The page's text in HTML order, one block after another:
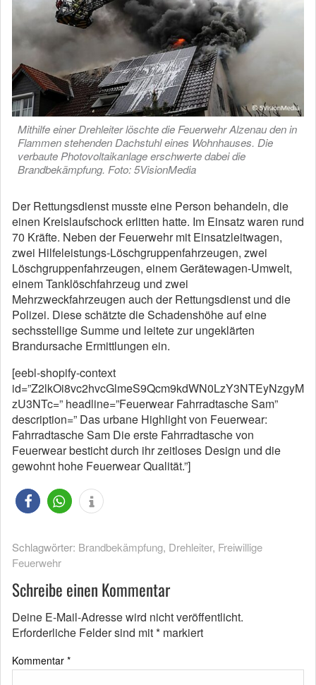
Mithilfe einer Drehleiter löschte die Feuerwehr Alzenau den in
Flammen stehenden Dachstuhl eines Wohnhauses. Die
verbaute Photovoltaikanlage erschwerte dabei die
Brandbekämpfung. Foto: 5VisionMedia
Der Rettungsdienst musste eine Person behandeln, die
einen Kreislaufschock erlitten hatte. Im Einsatz waren rund
70 Kräfte. Neben der Feuerwehr mit Einsatzleitwagen,
zwei Hilfeleistungs-Löschgruppenfahrzeugen, zwei
Löschgruppenfahrzeugen, einem Gerätewagen-Umwelt,
einem Tanklöschfahrzeug und zwei
Mehrzweckfahrzeugen auch der Rettungsdienst und die
Polizei. Diese schätzte die Schadenshöhe auf eine
sechsstellige Summe und leitete zur ungeklärten
Brandursache Ermittlungen ein.
[eebl-shopify-context
id=”Z2lkOi8vc2hvcGlmeS9Qcm9kdWN0LzY3NTEyNzgyM
zU3NTc=” headline=”Feuerwear Fahrradtasche Sam”
description=” Das urbane Highlight von Feuerwear:
Fahrradtasche Sam Die erste Fahrradtasche von
Feuerwear besticht durch ihr zeitloses Design und die
gewohnt hohe Feuerwear Qualität.”]
Schlagwörter: Brandbekämpfung, Drehleiter, Freiwillige
Feuerwehr
Schreibe einen Kommentar
Deine E-Mail-Adresse wird nicht veröffentlicht.
Erforderliche Felder sind mit* markiert
Kommentar *